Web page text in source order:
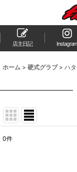
店主日記
ホーム > 硬式グラブ > ハ
0件